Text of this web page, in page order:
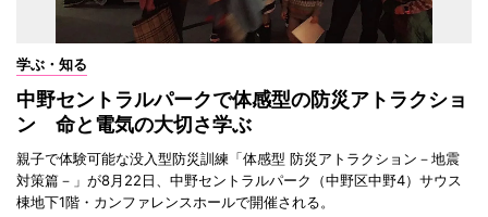
学ぶ・知る
中野セントラルパークで体感型の防災アトラクショ
ン 命と電気の大切さ学ぶ
親子で体験可能な没入型防災訓練「体感型 防災アトラクション－地震
対策篇－」が8月22日、中野セントラルパーク（中野区中野4）サウス
棟地下1階・カンファレンスホールで開催される。